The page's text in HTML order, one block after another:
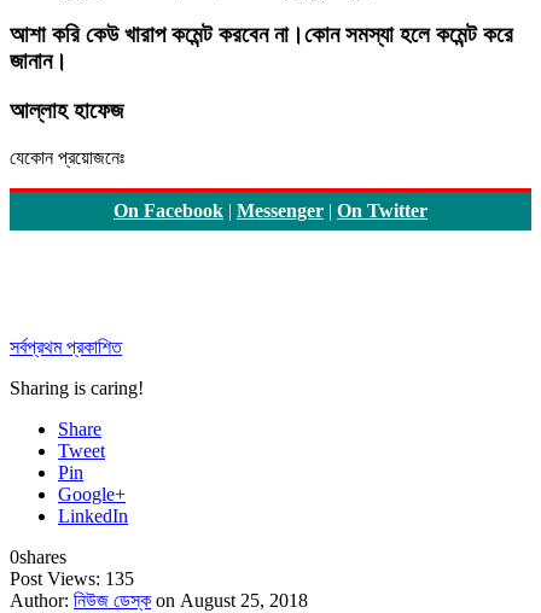
আশা করি কেউ খারাপ কমেন্ট করবেন না।কোন সমস্যা হলে কমেন্ট করে
জানান।
আল্লাহ হাফেজ
যেকোন প্রয়োজনেঃ
On Facebook | Messenger | On Twitter
সর্বপ্রথম প্রকাশিত
Sharing is caring!
Share
Tweet
Pin
Google+
LinkedIn
0shares
Post Views: 135
Author: নিউজ ডেস্ক on August 25, 2018